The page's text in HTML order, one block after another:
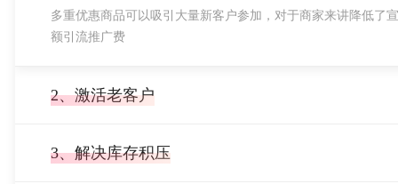
多重优惠商品可以吸引大量新客户参加，对于商家来讲降低了
额引流推广费
2、激活老客户
3、解决库存积压